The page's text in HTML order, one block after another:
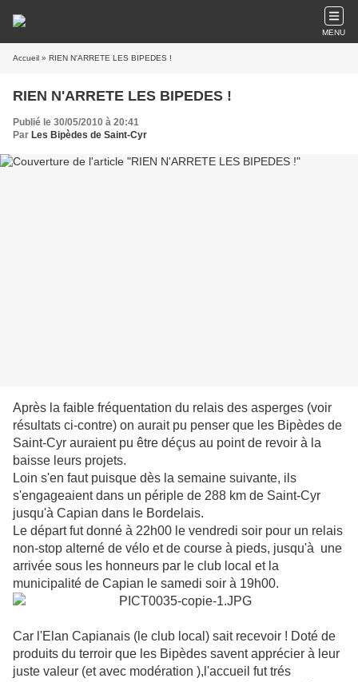
MENU
Accueil » RIEN N'ARRETE LES BIPEDES !
RIEN N'ARRETE LES BIPEDES !
Publié le 30/05/2010 à 20:41
Par Les Bipèdes de Saint-Cyr
Après la faible fréquentation du relais des asperges (voir
résultats ci-contre) on aurait pu penser que les Bipèdes de
Saint-Cyr auraient pu être déçus au point de revoir à la
baisse leurs projets.
Loin s'en faut puisque dès la semaine suivante, ils
s'engageaient dans un périple de 288 km de Saint-Cyr
jusqu'à Capian dans le Bordelais.
Le départ fut donné à 22h00 le vendredi soir pour un relais
non-stop alterné de vélo et de course à pieds, jusqu'à une
arrivée sous les honneurs par le club local et la
municipalité de Capian le samedi soir à 19h00.
Car l'Elan Capianais (le club local) sait recevoir ! Doté de
produits du terroir que les Bipèdes savent apprécier à leur
juste valeur (et avec modération ),l'accueil fut trés